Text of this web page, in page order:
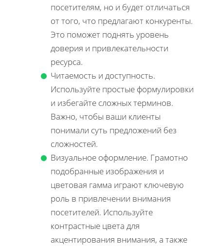
посетителям, но и будет отличаться
от того, что предлагают конкуренты.
Это поможет поднять уровень
доверия и привлекательности
ресурса.
Читаемость и доступность.
Используйте простые формулировки
и избегайте сложных терминов.
Важно, чтобы ваши клиенты
понимали суть предложений без
сложностей.
Визуальное оформление. Грамотно
подобранные изображения и
цветовая гамма играют ключевую
роль в привлечении внимания
посетителей. Используйте
контрастные цвета для
акцентирования внимания, а также